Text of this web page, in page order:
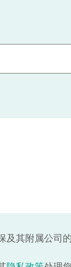
其附属公司